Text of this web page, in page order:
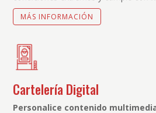
MÁS INFORMACIÓN
Cartelería Digital
Personalice contenido